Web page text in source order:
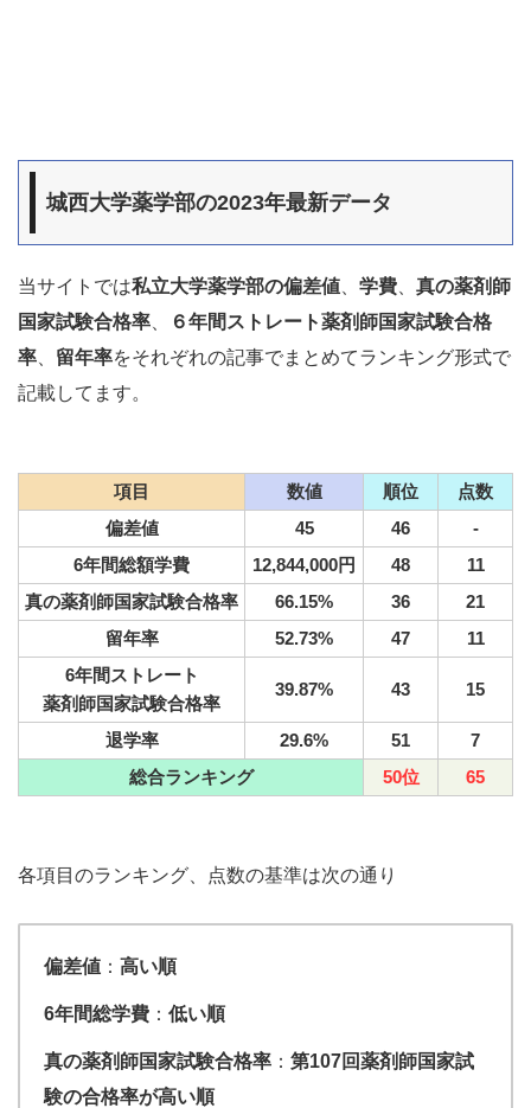
城西大学薬学部の2023年最新データ
当サイトでは私立大学薬学部の偏差値 学費
真の薬剤師
国家試験合格率
６年間ストレート薬剤師国家試験合格
率
留年率をそれぞれの記事でまとめてランキング形式で
記載してます。
項目 数値 順位
点数
偏差値
45 46
-
6年間総額学費
12,844,000円 48
11
真の薬剤師国家試験合格率
66.15% 36
21
留年率
52.73% 47
11
6年間ストレート
薬剤師国家試験合格率
39.87% 43 15
退学率 29.6% 51
7
総合ランキング
50位 65
各項目のランキング、点数の基準は次の通り
偏差値 ： 高い順
6年間総学費 ： 低い順
真の薬剤師国家試験合格率 ： 第107回薬剤師国家試
験の合格率が高い順